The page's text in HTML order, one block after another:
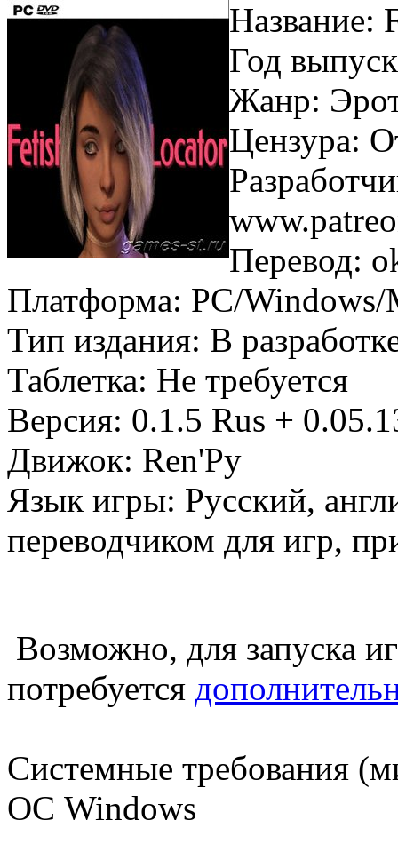
Название:
Год
Жанр:
Цензура:
Перевод:
Платформа: PC/
Тип издания: В
Таблетка: Не требуется
Версия: 0.1.5 Rus +
Движок: Ren'Py
Язык игры: Русский,
переводчиком для игр,
Возможно, для запуска
потребуется
Системные требования
ОС Windows